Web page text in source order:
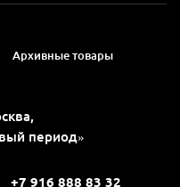
Архивные товары
период»
+7 916 888 83 32